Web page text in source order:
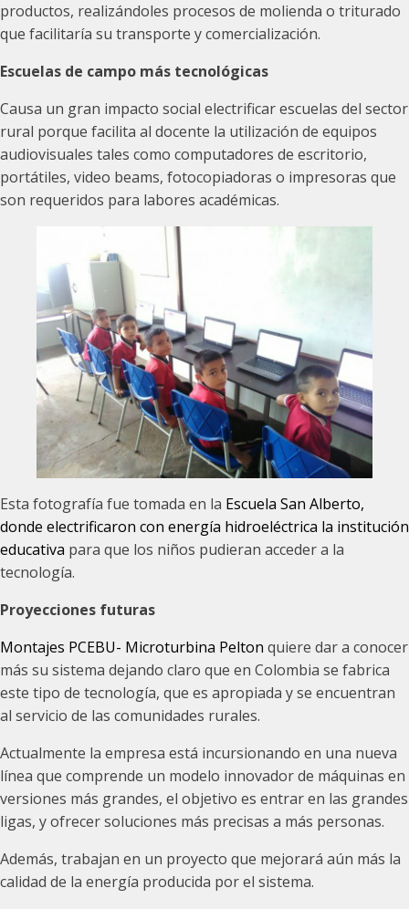
productos, realizándoles procesos de molienda o triturado
que facilitaría su transporte y comercialización.
Escuelas de campo más tecnológicas
Causa un gran impacto social electrificar escuelas del sector
rural porque facilita al docente la utilización de equipos
audiovisuales tales como computadores de escritorio,
portátiles, video beams, fotocopiadoras o impresoras que
son requeridos para labores académicas.
Esta fotografía fue tomada en la Escuela San Alberto,
donde electrificaron con energía hidroeléctrica la institución
educativa para que los niños pudieran acceder a la
tecnología.
Proyecciones futuras
Montajes PCEBU- Microturbina Pelton quiere dar a conocer
más su sistema dejando claro que en Colombia se fabrica
este tipo de tecnología, que es apropiada y se encuentran
al servicio de las comunidades rurales.
Actualmente la empresa está incursionando en una nueva
línea que comprende un modelo innovador de máquinas en
versiones más grandes, el objetivo es entrar en las grandes
ligas, y ofrecer soluciones más precisas a más personas.
Además, trabajan en un proyecto que mejorará aún más la
calidad de la energía producida por el sistema.